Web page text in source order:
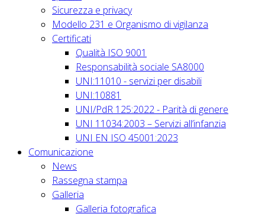
Sicurezza e privacy
Modello 231 e Organismo di vigilanza
Certificati
Qualità ISO 9001
Responsabilità sociale SA8000
UNI:11010 - servizi per disabili
UNI:10881
UNI/PdR 125:2022 - Parità di genere
UNI 11034:2003 – Servizi all’infanzia
UNI EN ISO 45001:2023
Comunicazione
News
Rassegna stampa
Galleria
Galleria fotografica